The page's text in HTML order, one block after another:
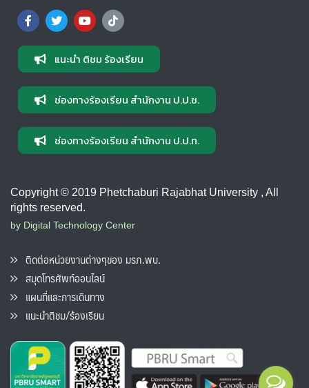
แนะนำ ติชม ร้องเรียน
ช่องทางร้องเรียน สำนักงาน ป.ป.ช.
ช่องทางร้องเรียน สำนักงาน ป.ป.ท.
Copyright © 2019 Phetchaburi Rajabhat University , All
rights reserved.
by Digital Technology Center
ติดต่อหน่วยงานต่างๆของ มรภ.พบ.
สมุดโทรศัพท์ออนไลน์
แผนที่และการเดินทาง
แนะนำติชม/ร้องเรียน